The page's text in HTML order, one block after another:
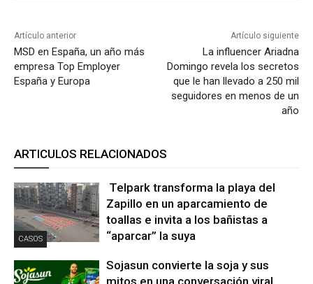
Artículo anterior
MSD en España, un año más
empresa Top Employer
España y Europa
Artículo siguiente
La influencer Ariadna
Domingo revela los secretos
que le han llevado a 250 mil
seguidores en menos de un
año
ARTICULOS RELACIONADOS
CASOS
Telpark transforma la playa del
Zapillo en un aparcamiento de
toallas e invita a los bañistas a
“aparcar” la suya
Sojasun convierte la soja y sus
mitos en una conversación viral